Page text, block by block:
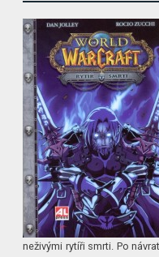
neživými rytíři smrti. Po